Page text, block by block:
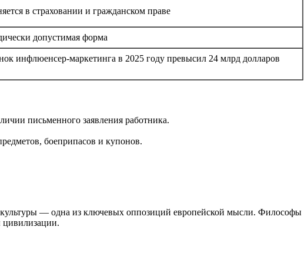
в страховании и гражданском праве
допустимая форма
инфлюенсер-маркетинга в 2025 году превысил 24 млрд долларов
письменного заявления работника.
боеприпасов и купонов.
культуры — одна из ключевых оппозиций европейской мысли. Философы
цивилизации.